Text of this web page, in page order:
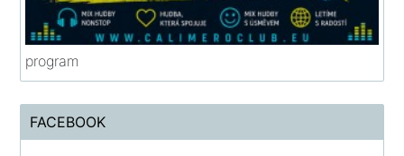
program
FACEBOOK